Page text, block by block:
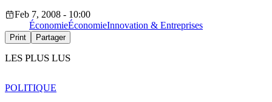
Feb 7, 2008 - 10:00
ÉconomieÉconomieInnovation & Entreprises
Print Partager
LES PLUS LUS
POLITIQUE